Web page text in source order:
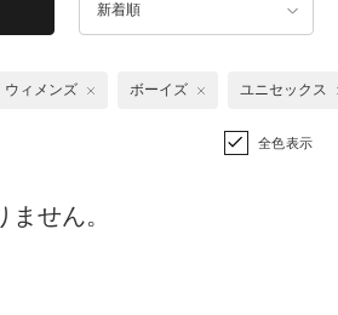
新着順
ウィメンズ ボーイズ ユニセックス
全色表示
せん。